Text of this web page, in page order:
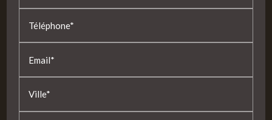
Téléphone*
Email*
Ville*